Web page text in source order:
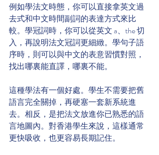
例如學法文時態，你可以直接拿英文過
去式和中文時間副詞的表達方式來比
較。學冠詞時，你可以從英文 a、the 切
入，再說明法文冠詞更細緻。學句子語
序時，則可以與中文的表意習慣對照，
找出哪裏能直譯，哪裏不能。
這種學法有一個好處。學生不需要把舊
語言完全關掉，再硬塞一套新系統進
去。相反，是把法文放進你已熟悉的語
言地圖內。對香港學生來說，這樣通常
更快吸收，也更容易長期記住。